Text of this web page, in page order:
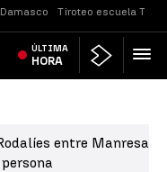
Tiroteo escuela
ÚLTIMA
HORA
entre Manresa